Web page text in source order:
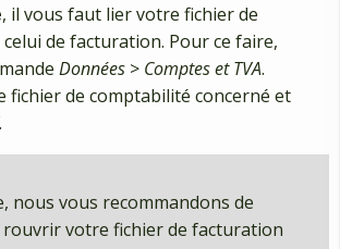
, il vous faut lier votre fichier de
de facturation. Pour ce faire,
Données > Comptes et TVA.
fichier de comptabilité concerné et
.
nous vous recommandons de
votre fichier de facturation